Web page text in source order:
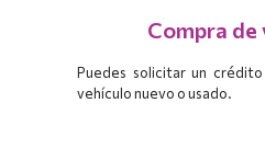
Compra de
Puedes solicitar un
vehículo nuevo o usado.